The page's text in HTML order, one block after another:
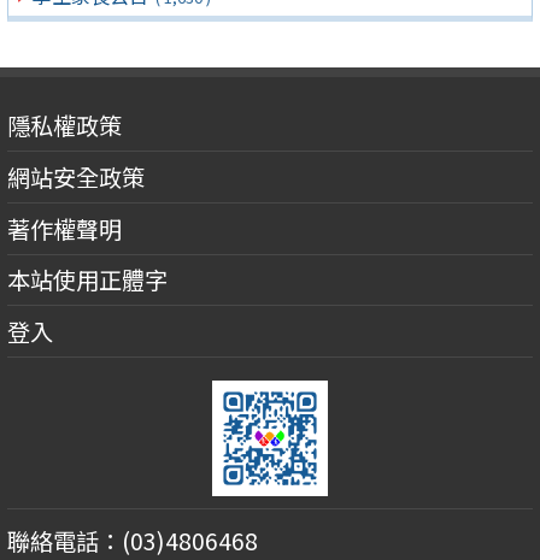
隱私權政策
網站安全政策
著作權聲明
本站使用正體字
登入
聯絡電話：(03)4806468